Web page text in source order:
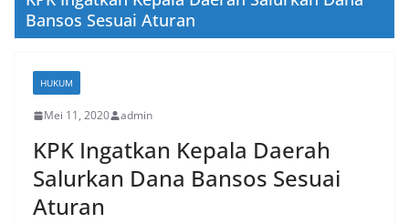
Bansos Sesuai Aturan
HUKUM
Mei 11, 2020 admin
KPK Ingatkan Kepala Daerah
Salurkan Dana Bansos Sesuai
Aturan